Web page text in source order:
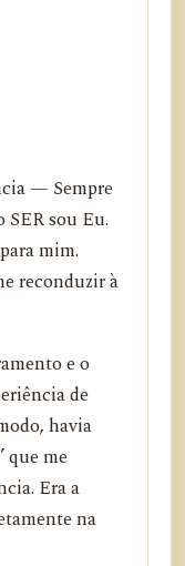
— Sempre
SER sou Eu.
mim.
reconduzir à
e o
de
havia
que me
Era a
na